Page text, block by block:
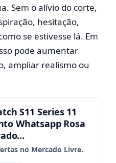
Sem o alívio do corte,
hesitação,
se estivesse lá. Em
pode aumentar
ampliar realismo ou
S11 Series 11
Whatsapp Rosa
no Mercado Livre.